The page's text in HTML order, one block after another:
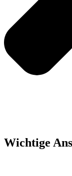
Wichtige